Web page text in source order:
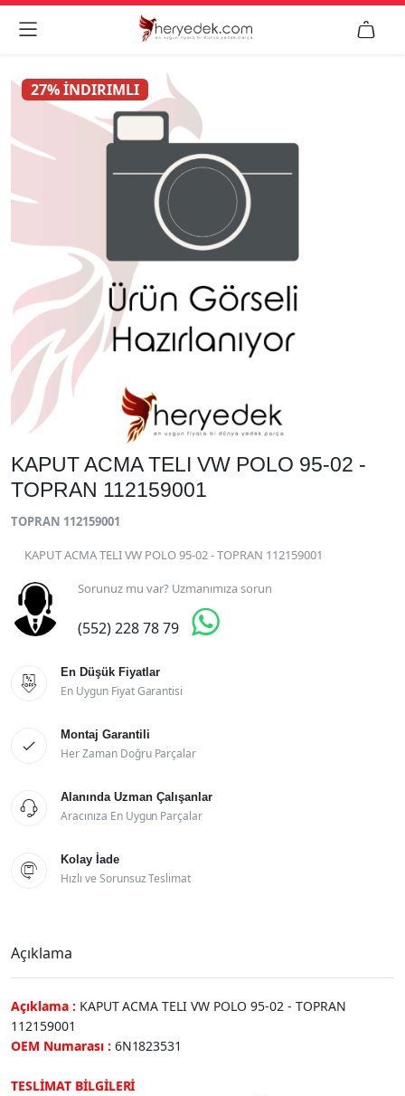
 
27% İNDIRIMLI
KAPUT ACMA TELI VW POLO 95-02 -
TOPRAN 112159001
TOPRAN 112159001
KAPUT ACMA TELI VW POLO 95-02 - TOPRAN 112159001
Sorunuz mu var? Uzmanımıza sorun
(552) 228 78 79 

En Düşük Fiyatlar
En Uygun Fiyat Garantisi

Montaj Garantili
Her Zaman Doğru Parçalar

Alanında Uzman Çalışanlar
Aracınıza En Uygun Parçalar

Kolay İade
Hızlı ve Sorunsuz Teslimat
Açıklama
Açıklama : KAPUT ACMA TELI VW POLO 95-02 - TOPRAN
112159001
OEM Numarası : 6N1823531
TESLİMAT BİLGİLERİ